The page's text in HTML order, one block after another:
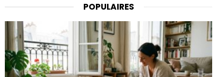
POPULAIRES